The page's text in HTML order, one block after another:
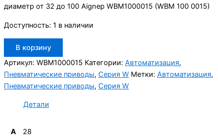
диаметр от 32 до 100 Aignep WBM1000015 (WBM 100 0015)
Доступность: 1 в наличии
товара
Aignep
WBM1000015
В корзину
Артикул: WBM1000015 Категории: Автоматизация,
Пневматические приводы, Серия W Метки: Автоматизация,
Пневматические приводы, Серия W
Детали
A 28